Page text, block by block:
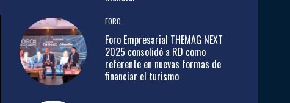
FORO
Foro Empresarial THEMAG NEXT
2025 consolidó a RD como
referente en nuevas formas de
financiar el turismo